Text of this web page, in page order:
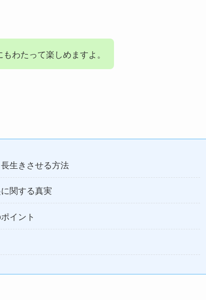
わたって楽しめますよ。
生きさせる方法
関する真実
イント